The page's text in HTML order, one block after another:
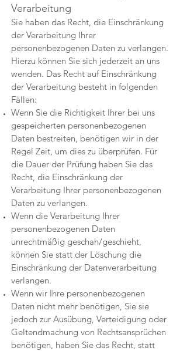
Verarbeitung
Sie haben das Recht, die Einschränkung
der Verarbeitung Ihrer
personenbezogenen Daten zu verlangen.
Hierzu können Sie sich jederzeit an uns
wenden. Das Recht auf Einschränkung
der Verarbeitung besteht in folgenden
Fällen:
Wenn Sie die Richtigkeit Ihrer bei uns
gespeicherten personenbezogenen
Daten bestreiten, benötigen wir in der
Regel Zeit, um dies zu überprüfen. Für
die Dauer der Prüfung haben Sie das
Recht, die Einschränkung der
Verarbeitung Ihrer personenbezogenen
Daten zu verlangen.
Wenn die Verarbeitung Ihrer
personenbezogenen Daten
unrechtmäßig geschah/geschieht,
können Sie statt der Löschung die
Einschränkung der Datenverarbeitung
verlangen.
Wenn wir Ihre personenbezogenen
Daten nicht mehr benötigen, Sie sie
jedoch zur Ausübung, Verteidigung oder
Geltendmachung von Rechtsansprüchen
benötigen, haben Sie das Recht, statt